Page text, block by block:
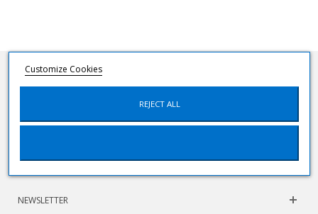
> Opiniones de clientes
NEWSLETTER
Customize Cookies
REJECT ALL